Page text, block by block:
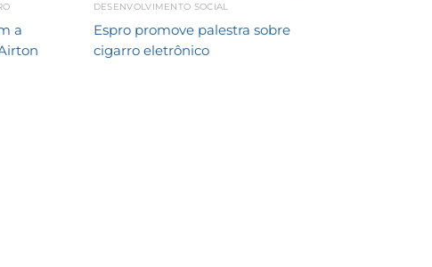
a
DESENVOLVIMENTO SOCIAL
Espro promove palestra sobre
cigarro eletrônico